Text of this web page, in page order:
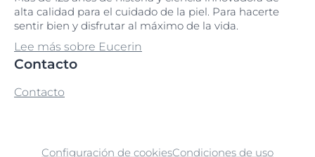
alta calidad para el cuidado de la piel. Para hacerte
sentir bien y disfrutar al máximo de la vida.
Lee más sobre Eucerin
Contacto
Contacto
Configuración de cookiesCondiciones de uso